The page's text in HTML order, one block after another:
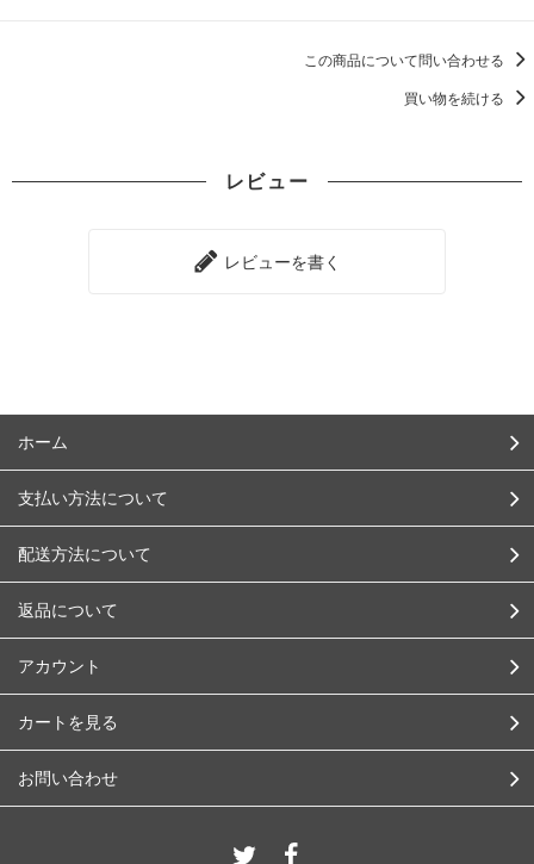
この商品について問い合わせる
買い物を続ける
レビュー
レビューを書く
ホーム
支払い方法について
配送方法について
返品について
アカウント
カートを見る
お問い合わせ